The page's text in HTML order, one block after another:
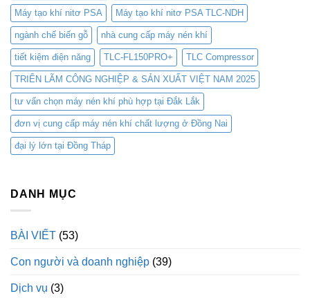
Máy tạo khí nitơ PSA Máy tạo khí nitơ PSA TLC-NDH
ngành chế biến gỗ nhà cung cấp máy nén khí
tiết kiệm điện năng TLC-FL150PRO+ TLC Compressor
TRIỂN LÃM CÔNG NGHIỆP & SẢN XUẤT VIỆT NAM 2025
tư vấn chọn máy nén khí phù hợp tại Đắk Lắk
đơn vị cung cấp máy nén khí chất lượng ở Đồng Nai
đại lý lớn tại Đồng Tháp
DANH MỤC
BÀI VIẾT (53)
Con người và doanh nghiệp (39)
Dịch vụ (3)